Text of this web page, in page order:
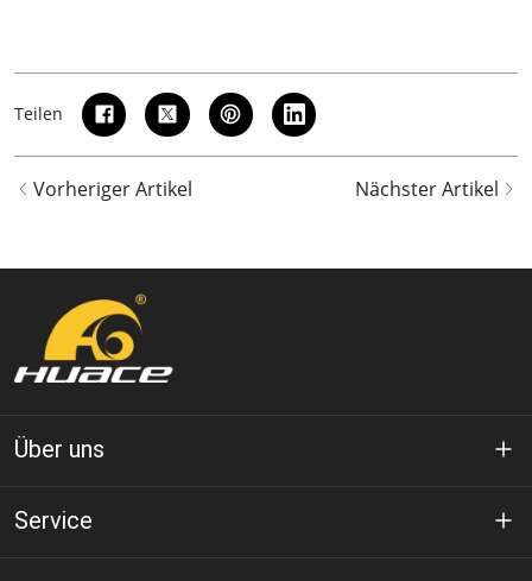
Teilen
Vorheriger Artikel Nächster Artikel
Über uns
Über Huace
Service